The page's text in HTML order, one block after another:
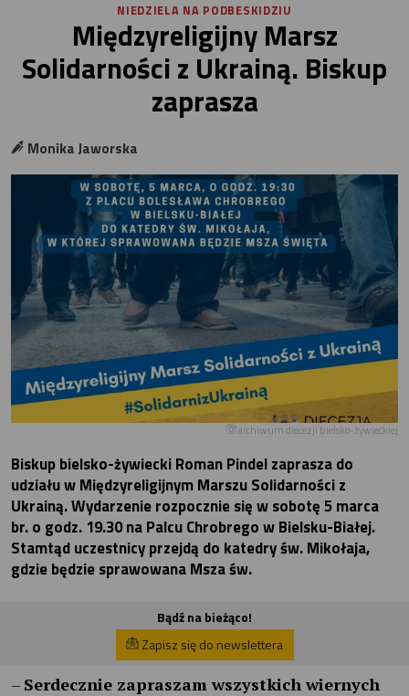
NIEDZIELA NA PODBESKIDZIU
Międzyreligijny Marsz
Solidarności z Ukrainą. Biskup
zaprasza
Monika Jaworska
archiwum diecezji bielsko-żywieckiej
Biskup bielsko-żywiecki Roman Pindel zaprasza do
udziału w Międzyreligijnym Marszu Solidarności z
Ukrainą. Wydarzenie rozpocznie się w sobotę 5 marca
br. o godz. 19.30 na Palcu Chrobrego w Bielsku-Białej.
Stamtąd uczestnicy przejdą do katedry św. Mikołaja,
gdzie będzie sprawowana Msza św.
Bądź na bieżąco!
Zapisz się do newslettera
– Serdecznie zapraszam wszystkich wiernych